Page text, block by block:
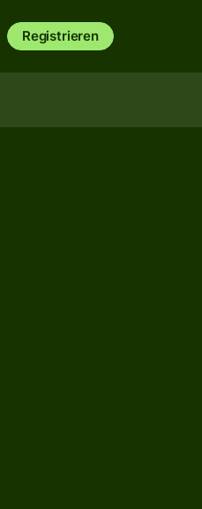
Registrieren